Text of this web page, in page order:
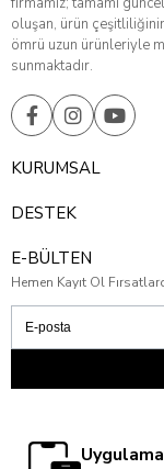
oluşan, ürün
ömrü uzun ürünleriyle
sunmaktadır.
KURUMSAL
DESTEK
E-BÜLTEN
Hemen Kayıt Ol